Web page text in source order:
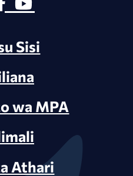
Sisi
wa MPA
Athari